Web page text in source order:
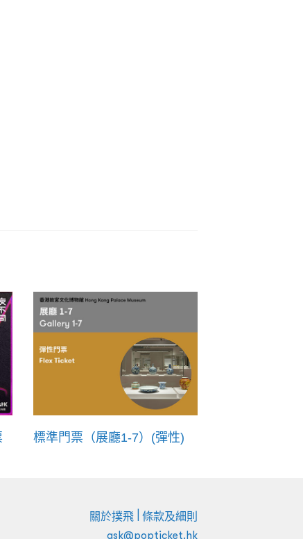
標準門票（展廳1-7）(彈性)
關於撲飛 條款及細則
ask@popticket.hk